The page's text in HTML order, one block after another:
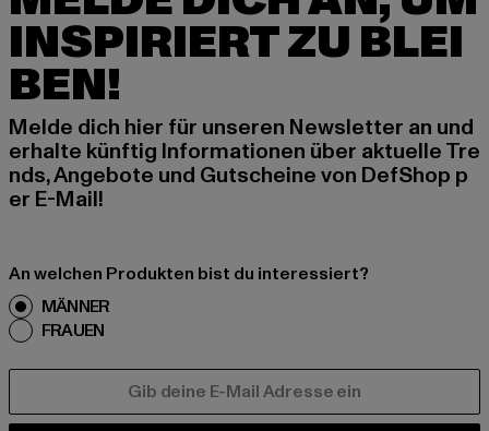
INSPIRIERT ZU BLEI
BEN!
Melde dich hier für unseren Newsletter an und
erhalte künftig Informationen über aktuelle Tre
nds, Angebote und Gutscheine von DefShop p
er E-Mail!
An welchen Produkten bist du interessiert?
MÄNNER
FRAUEN